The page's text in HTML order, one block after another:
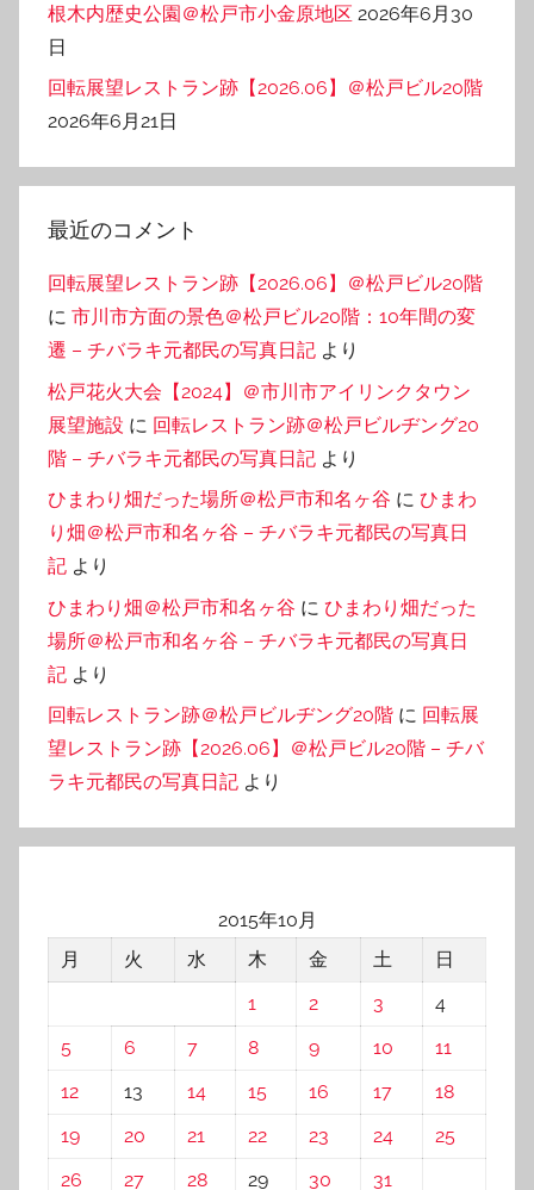
根木内歴史公園＠松戸市小金原地区 2026年6月30
日
回転展望レストラン跡【2026.06】＠松戸ビル20階
2026年6月21日
最近のコメント
回転展望レストラン跡【2026.06】＠松戸ビル20階
に 市川市方面の景色＠松戸ビル20階：10年間の変
遷 – チバラキ元都民の写真日記 より
松戸花火大会【2024】＠市川市アイリンクタウン
展望施設 に 回転レストラン跡＠松戸ビルヂング20
階 – チバラキ元都民の写真日記 より
ひまわり畑だった場所＠松戸市和名ヶ谷 に ひまわ
り畑＠松戸市和名ヶ谷 – チバラキ元都民の写真日
記 より
ひまわり畑＠松戸市和名ヶ谷 に ひまわり畑だった
場所＠松戸市和名ヶ谷 – チバラキ元都民の写真日
記 より
回転レストラン跡＠松戸ビルヂング20階 に 回転展
望レストラン跡【2026.06】＠松戸ビル20階 – チバ
ラキ元都民の写真日記 より
2015年10月
月
火 水 木 金 土
日
1
2 3
4
5
6 7 8 9 10
11
12
13 14 15 16 17
18
19
20 21 22 23 24
25
26
27 28 29 30 31